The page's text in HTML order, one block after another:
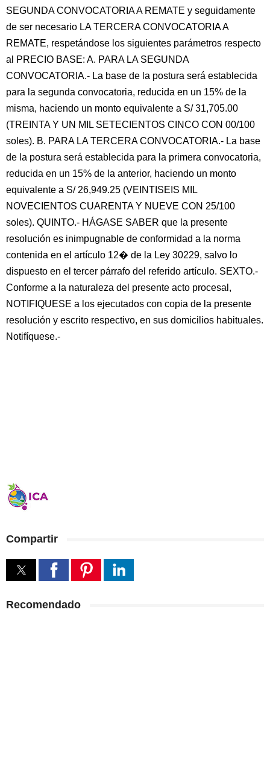
SEGUNDA CONVOCATORIA A REMATE y seguidamente
de ser necesario LA TERCERA CONVOCATORIA A
REMATE, respetándose los siguientes parámetros respecto
al PRECIO BASE: A. PARA LA SEGUNDA
CONVOCATORIA.- La base de la postura será establecida
para la segunda convocatoria, reducida en un 15% de la
misma, haciendo un monto equivalente a S/ 31,705.00
(TREINTA Y UN MIL SETECIENTOS CINCO CON 00/100
soles). B. PARA LA TERCERA CONVOCATORIA.- La base
de la postura será establecida para la primera convocatoria,
reducida en un 15% de la anterior, haciendo un monto
equivalente a S/ 26,949.25 (VEINTISEIS MIL
NOVECIENTOS CUARENTA Y NUEVE CON 25/100
soles). QUINTO.- HÁGASE SABER que la presente
resolución es inimpugnable de conformidad a la norma
contenida en el artículo 12� de la Ley 30229, salvo lo
dispuesto en el tercer párrafo del referido artículo. SEXTO.-
Conforme a la naturaleza del presente acto procesal,
NOTIFIQUESE a los ejecutados con copia de la presente
resolución y escrito respectivo, en sus domicilios habituales.
Notifíquese.-
Compartir
Recomendado